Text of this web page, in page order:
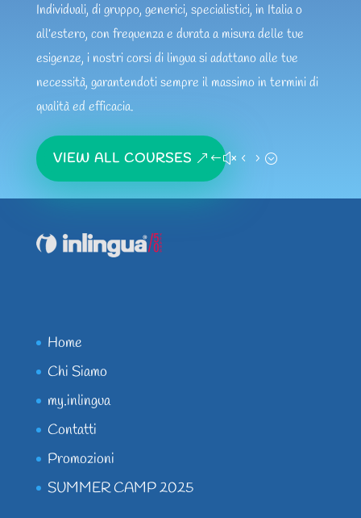
Individuali, di gruppo, generici, specialistici, in Italia o
all’estero, con frequenza e durata a misura delle tue
esigenze, i nostri corsi di lingua si adattano alle tue
necessità, garantendoti sempre il massimo in termini di
qualità ed efficacia.
VIEW ALL COURSES
Home
Chi Siamo
my.inlingua
Contatti
Promozioni
SUMMER CAMP 2025